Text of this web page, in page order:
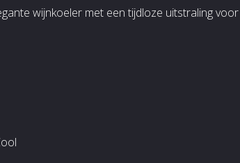
wijnkoeler met een tijdloze uitstraling voor